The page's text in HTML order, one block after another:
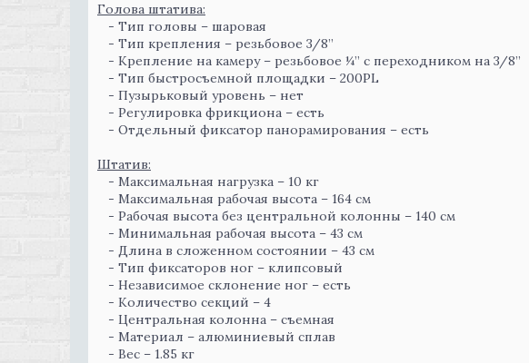
Голова штатива:
- Тип головы – шаровая
- Тип крепления – резьбовое 3/8”
- Крепление на камеру – резьбовое ¼” с переходником на 3/8”
- Тип быстросъемной площадки – 200PL
- Пузырьковый уровень – нет
- Регулировка фрикциона – есть
- Отдельный фиксатор панорамирования – есть
Штатив:
- Максимальная нагрузка – 10 кг
- Максимальная рабочая высота – 164 см
- Рабочая высота без центральной колонны – 140 см
- Минимальная рабочая высота – 43 см
- Длина в сложенном состоянии – 43 см
- Тип фиксаторов ног – клипсовый
- Независимое склонение ног – есть
- Количество секций – 4
- Центральная колонна – съемная
- Материал – алюминиевый сплав
- Вес – 1.85 кг